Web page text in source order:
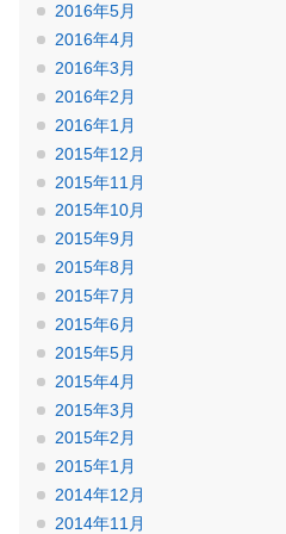
2016年5月
2016年4月
2016年3月
2016年2月
2016年1月
2015年12月
2015年11月
2015年10月
2015年9月
2015年8月
2015年7月
2015年6月
2015年5月
2015年4月
2015年3月
2015年2月
2015年1月
2014年12月
2014年11月